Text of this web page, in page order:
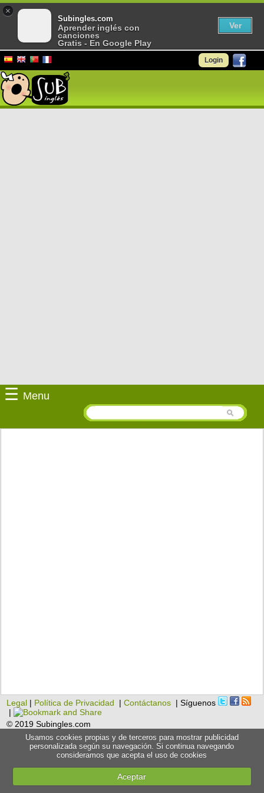
Login
☰ Menu
Legal | Política de Privacidad |Contáctanos | Síguenos
|
© 2019 Subingles.com
Usamos cookies propias y de terceros para mostrar publicidad
personalizada según su navegación. Si continua navegando
consideramos que acepta el uso de cookies
Aceptar
×
Subingles.com
Aprender inglés con
canciones
Gratis - En Google Play
Ver